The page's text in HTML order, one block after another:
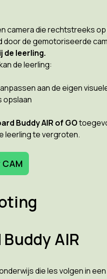
camera die rechtstreeks
door de gemotoriseerde
de leerling.
de leerling:
aan de eigen
opslaan
Buddy AIR of GO
leerling te vergroten.
AIR
die les volgen in